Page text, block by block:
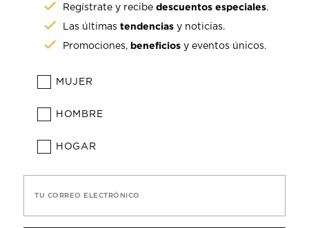
Regístrate y recibedescuentos especiales.
Las últimastendencias y noticias.
Promociones, beneficios y eventos únicos.
MUJER
HOMBRE
HOGAR
TU CORREO ELECTRÓNICO